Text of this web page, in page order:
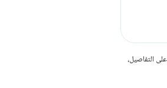
التفاصيل،